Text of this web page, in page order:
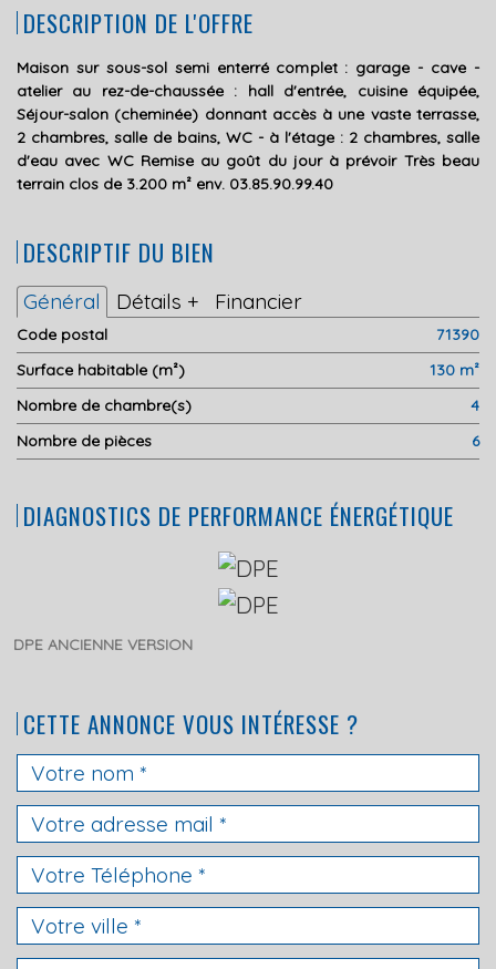
DESCRIPTION DE L'OFFRE
Maison sur sous-sol semi enterré complet : garage - cave -
atelier au rez-de-chaussée : hall d'entrée, cuisine équipée,
Séjour-salon (cheminée) donnant accès à une vaste terrasse,
2 chambres, salle de bains, WC - à l'étage : 2 chambres, salle
d'eau avec WC Remise au goût du jour à prévoir Très beau
terrain clos de 3.200 m² env. 03.85.90.99.40
DESCRIPTIF DU BIEN
Général Détails + Financier
Code postal
71390
Surface habitable (m²)
130 m²
Nombre de chambre(s)
4
Nombre de pièces
6
DIAGNOSTICS DE PERFORMANCE ÉNERGÉTIQUE
DPE ANCIENNE VERSION
CETTE ANNONCE VOUS INTÉRESSE ?